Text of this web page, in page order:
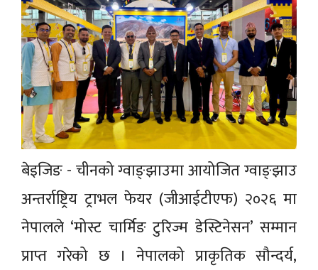
बेइजिङ - चीनको ग्वाङ्झाउमा आयोजित ग्वाङ्झाउ
अन्तर्राष्ट्रिय ट्राभल फेयर (जीआईटीएफ) २०२६ मा
नेपालले ‘मोस्ट चार्मिङ टुरिज्म डेस्टिनेसन’ सम्मान
प्राप्त गरेको छ । नेपालको प्राकृतिक सौन्दर्य,